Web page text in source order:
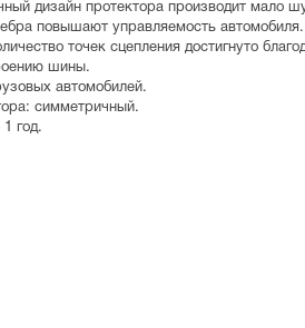
дизайн протектора производит мало
повышают управляемость автомобиля.
точек сцепления достигнуто
шины.
автомобилей.
симметричный.
год.